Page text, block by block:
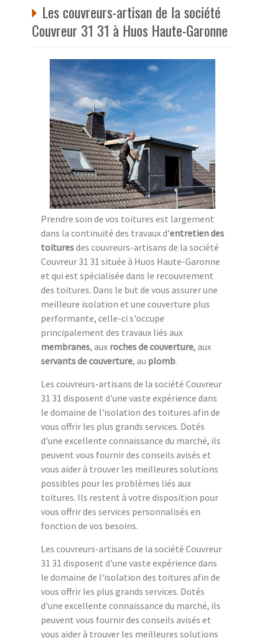
Les couvreurs-artisan de la société
Couvreur 31 31 à Huos Haute-Garonne
Prendre soin de vos toitures est largement
dans la continuité des travaux d'entretien des
toituresdes couvreurs-artisans de la société
Couvreur 31 31 située à Huos Haute-Garonne
et qui est spécialisée dans le recouvrement
des toitures. Dans le but de vous assurer une
meilleure isolation et une couverture plus
performante, celle-ci s'occupe
principalement des travaux liés aux
membranes, aux roches de couverture, aux
servants de couverture, au plomb.
Les couvreurs-artisans de la société Couvreur
31 31 disposent d'une vaste expérience dans
le domaine de l'isolation des toitures afin de
vous offrir les plus grands services. Dotés
d'une excellente connaissance du marché, ils
peuvent vous fournir des conseils avisés et
vous aider à trouver les meilleures solutions
possibles pour les problèmes liés aux
toitures. Ils restent à votre disposition pour
vous offrir des services personnalisés en
fonction de vos besoins.
Les couvreurs-artisans de la société Couvreur
31 31 disposent d'une vaste expérience dans
le domaine de l'isolation des toitures afin de
vous offrir les plus grands services. Dotés
d'une excellente connaissance du marché, ils
peuvent vous fournir des conseils avisés et
vous aider à trouver les meilleures solutions